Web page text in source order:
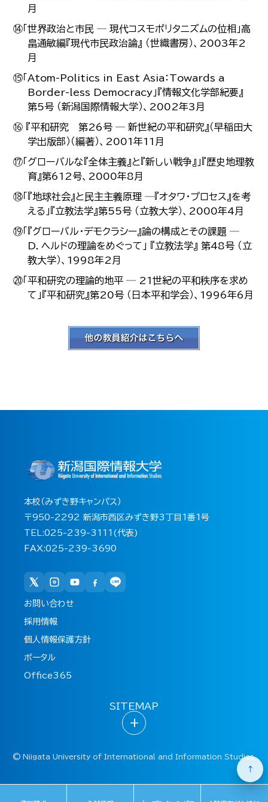
月
⑭「世界政治と市民 ─ 現代コスモポリタニズムの位相」高
畠通敏編『現代市民政治論』 （世織書房）、2003年2
月
⑮「Atom-Politics in East Asia：Towards a
Border-less Democracy」『情報文化学部紀要』
第5号 （新潟国際情報大学）、2002年3月
⑯ 『平和研究 第26号 ─ 新世紀の平和研究』（早稲田大
学出版部）（編著）、2001年11月
⑰「グローバルな『全体主義』と『新しい戦争』」『歴史地理教
育』第612号、2000年8月
⑱「『地球社会』と民主主義原理 ─『オタワ・プロセス』を考
える」『立教法学』第55号 （立教大学）、2000年4月
⑲「『グローバル・デモクラシー』論の構成とその課題 ─
D．ヘルドの理論をめぐって」 『立教法学』 第48号 （立
教大学）、1998年2月
⑳「平和研究の理論的地平 ─ 21世紀の平和秩序を求め
て」『平和研究』第20号 （日本平和学会）、1996年6月
本校（みずき野キャンパス）
〒950-2292 新潟市西区みずき野3丁目1番1号
TEL:025-239-3111(代表)
FAX:025-239-3690
お問い合わせ
採用情報
個人情報保護方針
ポータル
Office365
SITEMAP
+
©Niigata University of International and Information Studies.
↑